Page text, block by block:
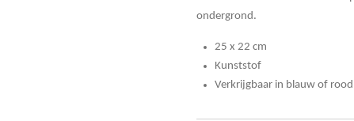
ondergrond.
25 x 22 cm
Kunststof
Verkrijgbaar in blauw of rood